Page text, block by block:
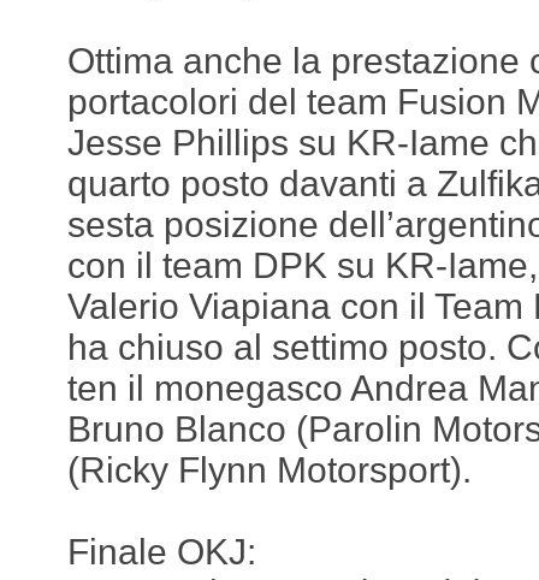
Ottima anche la prestazione
portacolori del team Fusion
Jesse Phillips su KR-Iame
quarto posto davanti a
sesta posizione
con il team DPK su KR-
Valerio Viapiana con il
ha chiuso al settimo posto.
ten il monegasco Andrea
Bruno Blanco (Parolin
(Ricky Flynn Motorsport).
Finale OKJ: